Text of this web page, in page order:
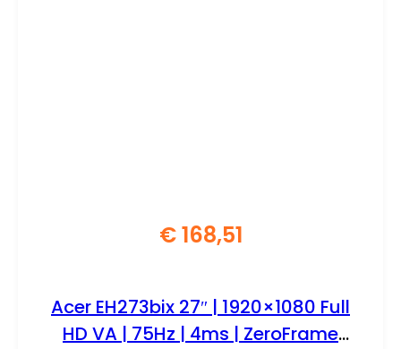
€168,51
Acer EH273bix 27″ | 1920×1080 Full
HD VA | 75Hz | 4ms | ZeroFrame